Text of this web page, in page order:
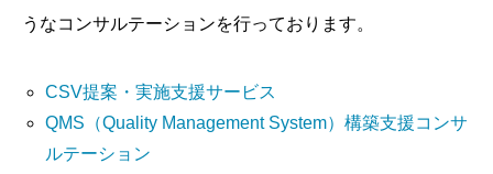
うなコンサルテーションを行っております。
CSV提案・実施支援サービス
QMS（Quality Management System）構築支援コンサ
ルテーション